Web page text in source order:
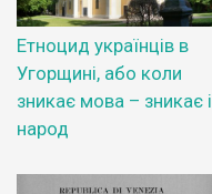
Етноцид українців в
Угорщині, або коли
зникає мова – зникає і
народ